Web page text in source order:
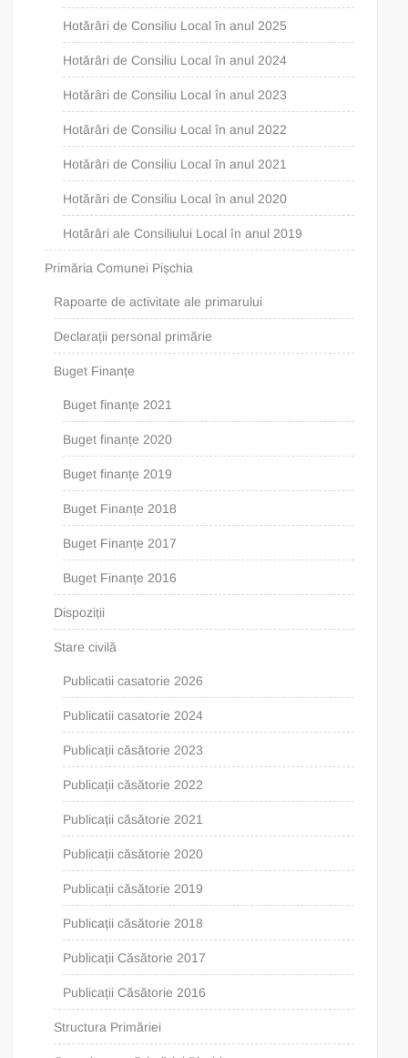
Hotărâri de Consiliu Local în anul 2025
Hotărâri de Consiliu Local în anul 2024
Hotărâri de Consiliu Local în anul 2023
Hotărâri de Consiliu Local în anul 2022
Hotărâri de Consiliu Local în anul 2021
Hotărâri de Consiliu Local în anul 2020
Hotărâri ale Consiliului Local în anul 2019
Primăria Comunei Pișchia
Rapoarte de activitate ale primarului
Declarații personal primărie
Buget Finanțe
Buget finanțe 2021
Buget finanțe 2020
Buget finanțe 2019
Buget Finanțe 2018
Buget Finanțe 2017
Buget Finanțe 2016
Dispoziții
Stare civilă
Publicatii casatorie 2026
Publicatii casatorie 2024
Publicații căsătorie 2023
Publicații căsătorie 2022
Publicații căsătorie 2021
Publicații căsătorie 2020
Publicații căsătorie 2019
Publicații căsătorie 2018
Publicații Căsătorie 2017
Publicații Căsătorie 2016
Structura Primăriei